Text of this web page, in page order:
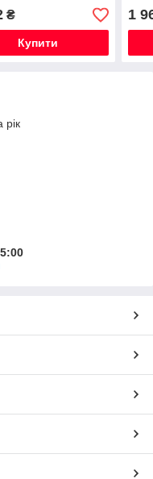
12x1.5 для
Mazda, Mitsubishi
₴
Купити
для
1
рік